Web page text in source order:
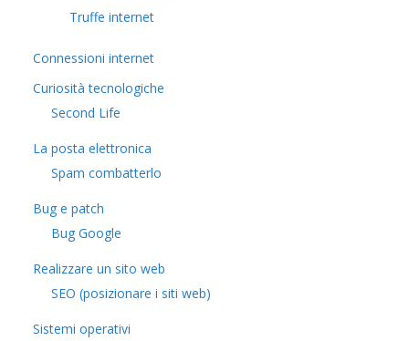
Truffe internet
Connessioni internet
Curiosità tecnologiche
​Second Life
La posta elettronica
Spam combatterlo
Bug e patch
Bug Google
Realizzare un sito web
SEO (posizionare i siti web)
Sistemi operativi